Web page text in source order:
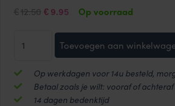
€ 12.50 Oorspronkelijke
prijs
was:
€12.50.
€ 9.95Huidige
prijs
is:
€9.95.
Op voorraad
van
snackdoosjes
180
Toevoegen aan
Op werkdagen voor 14u besteld,
Betaal zoals je wilt: vooraf of achteraf
14 dagen bedenktijd